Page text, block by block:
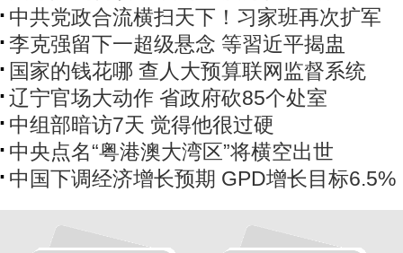
中共党政合流横扫天下！习家班再次扩军
李克强留下一超级悬念 等習近平揭盅
国家的钱花哪 查人大预算联网监督系统
辽宁官场大动作 省政府砍85个处室
中组部暗访7天 觉得他很过硬
中央点名“粤港澳大湾区”将横空出世
中国下调经济增长预期 GPD增长目标6.5%